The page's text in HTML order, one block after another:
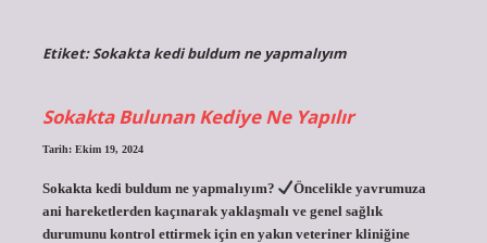
Etiket:Sokakta kedi buldum ne yapmalıyım
Sokakta Bulunan Kediye Ne Yapılır
Tarih: Ekim 19, 2024
Sokakta kedi buldum ne yapmalıyım?
Öncelikle yavrumuza
ani hareketlerden kaçınarak yaklaşmalı ve genel sağlık
durumunu kontrol ettirmek için en yakın veteriner kliniğine